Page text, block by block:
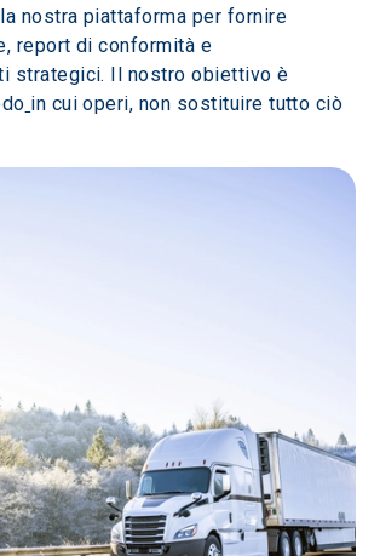
nostra piattaforma per fornire
report di conformità e
strategici. Il nostro obiettivo è
in cui operi, non sostituire tutto ciò